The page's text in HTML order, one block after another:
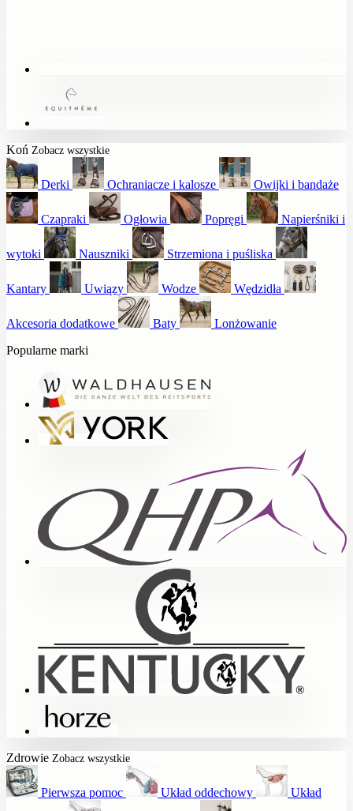
Koń Zobacz wszystkie
Derki Ochraniacze i kalosze Owijki i bandaże
Czapraki Ogłowia Popręgi Napierśniki i
wytoki Nauszniki Strzemiona i puśliska
Kantary Uwiązy Wodze Wędzidła
Akcesoria dodatkowe Baty
Lonżowanie
Popularne marki
Zdrowie Zobacz wszystkie
Pierwsza pomoc Układ oddechowy Układ